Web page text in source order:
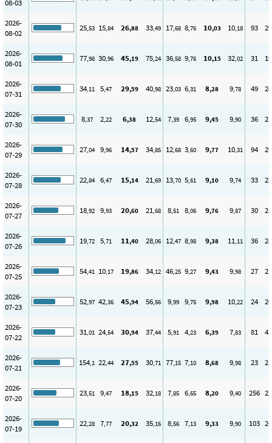
08-03
2026-
08-02
25,53 15,84 26,88 33,49 17,68 8,76 10,03 10,18 93 29
2026-
08-01
77,98 30,96 45,19 75,24 36,58 9,76 10,15 32,02 31 19
2026-
07-31
34,11 5,47 29,59 40,98 23,03 6,31 8,28 9,78 49 24
2026-
07-30
8,37 2,22 6,38 12,54 7,39 6,95 9,45 9,90 36 25
2026-
07-29
27,04 9,96 14,57 34,85 12,68 3,60 9,77 10,31 94 29
2026-
07-28
22,84 6,47 15,14 21,69 13,70 5,61 9,10 9,74 33 23
2026-
07-27
18,92 9,93 20,60 21,68 8,51 8,06 9,76 9,87 30 25
2026-
07-26
19,72 5,71 11,40 28,06 12,47 8,98 9,38 11,11 36 28
2026-
07-25
54,41 10,17 19,86 34,12 46,25 9,27 9,43 9,98 27 25
2026-
07-23
52,97 42,36 45,94 56,56 9,99 9,75 9,98 10,22 24 20
2026-
07-22
31,01 24,54 30,94 37,44 5,91 4,23 6,39 7,83 81 45
2026-
07-21
154,1 22,44 27,55 30,71 77,15 7,10 8,68 9,98 23 21
2026-
07-20
23,51 9,47 18,15 32,18 7,85 6,65 8,20 9,40 256 22
2026-
07-19
22,28 7,77 20,32 35,16 8,56 7,13 9,33 9,90 103 26